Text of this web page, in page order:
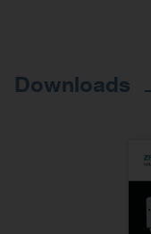
Downloads